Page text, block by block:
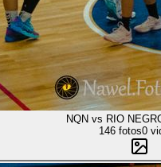
NQN vs RIO
146 fotos0